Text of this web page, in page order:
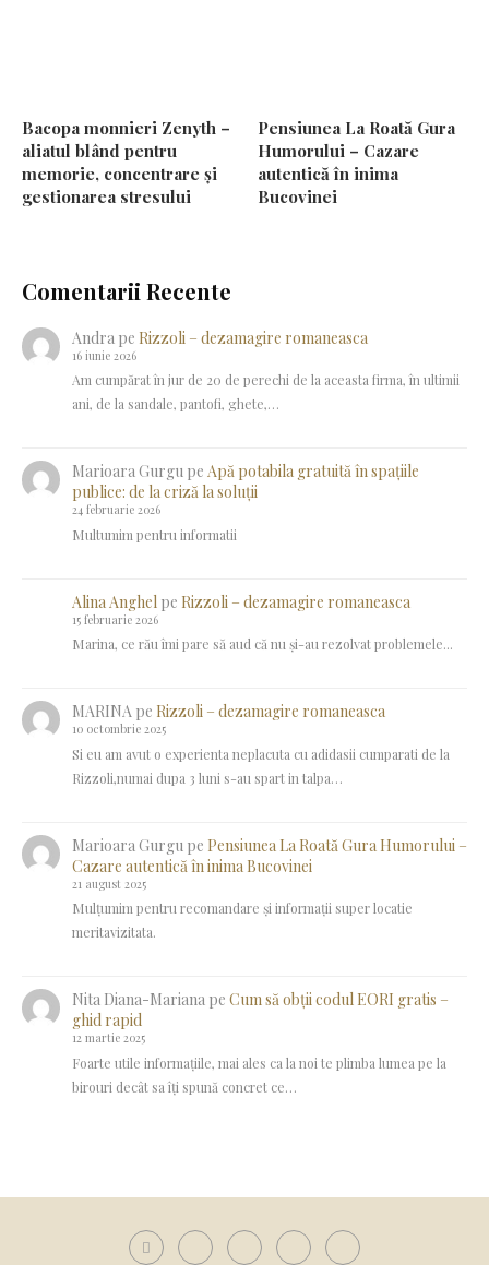
Bacopa monnieri Zenyth –
aliatul blând pentru
memorie, concentrare și
gestionarea stresului
Pensiunea La Roată Gura
Humorului – Cazare
autentică în inima
Bucovinei
Comentarii Recente
Andra pe Rizzoli – dezamagire romaneasca
16 iunie 2026
Am cumpărat în jur de 20 de perechi de la aceasta firma, în ultimii
ani, de la sandale, pantofi, ghete,…
Marioara Gurgupe Apă potabila gratuită în spațiile
publice: de la criză la soluții
24 februarie 2026
Multumim pentru informatii
Alina Anghel pe Rizzoli – dezamagire romaneasca
15 februarie 2026
Marina, ce rău îmi pare să aud că nu și-au rezolvat problemele...
MARINApe Rizzoli – dezamagire romaneasca
10 octombrie 2025
Si eu am avut o experienta neplacuta cu adidasii cumparati de la
Rizzoli,numai dupa 3 luni s-au spart in talpa…
Marioara Gurgupe Pensiunea La Roată Gura Humorului –
Cazare autentică în inima Bucovinei
21 august 2025
Mulțumim pentru recomandare și informații super locatie
meritavizitata.
Nita Diana-Marianape Cum să obții codul EORI gratis –
ghid rapid
12 martie 2025
Foarte utile informațiile, mai ales ca la noi te plimba lumea pe la
birouri decât sa îți spună concret ce…